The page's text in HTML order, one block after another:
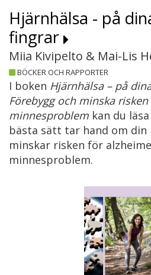
Hjärnhälsa - på
fingrar
Miia Kivipelto & Mai-Lis
BÖCKER OCH RAPPORTER
I boken Hjärnhälsa – på
Förebygg och minska
minnesproblem kan du
bästa sätt tar hand om din
minskar risken för
minnesproblem.